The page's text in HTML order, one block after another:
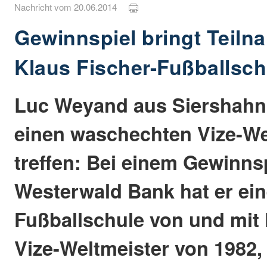
Nachricht vom 20.06.2014
Gewinnspiel bringt
Klaus Fischer-
Luc Weyand aus
einen waschechten Vize-
treffen: Bei einem
Westerwald Bank hat er
Fußballschule von und mit
Vize-Weltmeister von